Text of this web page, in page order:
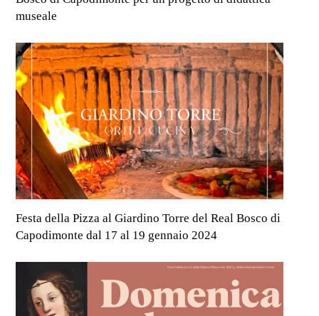
museale
Festa della Pizza al Giardino Torre del Real Bosco di
Capodimonte dal 17 al 19 gennaio 2024